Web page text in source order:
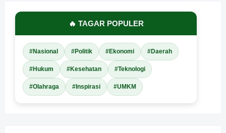
🔥 TAGAR POPULER
#Nasional #Politik #Ekonomi #Daerah
#Hukum #Kesehatan #Teknologi
#Olahraga #Inspirasi #UMKM